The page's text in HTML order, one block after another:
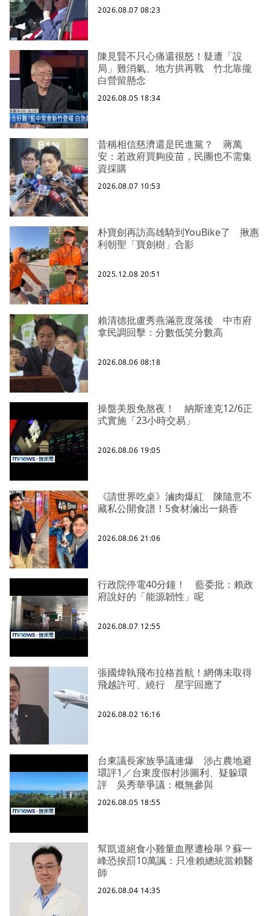
2026.08.07 08:23
陳見賢不只心痛還很怒！疑遭「設
局」難消氣、地方拱再戰 竹北靠攏
白營留懸念
2026.08.05 18:34
昔稱相信慈濟還是民進黨？ 蔣萬
安：若政府買夠疫苗，民團也不需集
資採購
2026.08.07 10:53
朴寶劍再訪高雄騎到YouBike了 揪惠
利朝聖「寶劍樹」合影
2025.12.08 20:51
賴清德批盧秀燕滿意度落後 中市府
拿民調回擊：分數低笑分數高
2026.08.06 08:18
操盤美股免熬夜！ 納斯達克12/6正
式實施「23小時交易」
2026.08.06 19:05
《請世界吃桌》滷肉爆紅 陳隨意不
藏私公開食譜！5食材滷出一鍋香
2026.08.06 21:06
行政院停電40分鐘！ 藍委批：賴政
府說好的「能源韌性」呢
2026.08.07 12:55
張國煒執飛布拉格首航！網傳未取得
飛越許可、繞行 星宇回應了
2026.08.02 16:16
台東議長家族爭議連爆 涉占農地避
環評1／台東度假村涉圖利、疑躲環
評 吳秀華爭議：概無參與
2026.08.05 18:55
幫凱道絕食小雞量血壓遭檢舉？蘇一
峰恐挨罰10萬諷：只准賴總統當賴醫
師
2026.08.04 14:35